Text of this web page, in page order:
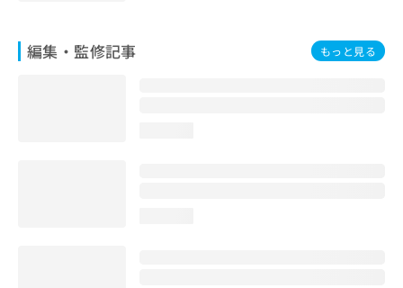
編集・監修記事 もっと見る